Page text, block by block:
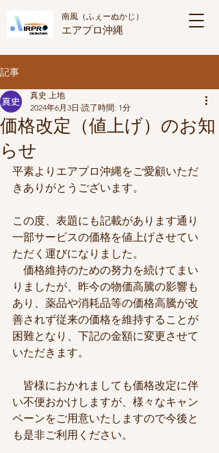
南風 ​（ふぇーぬかじ）
エアプロ沖縄
記事
価格改定（値上げ）のお知
らせ
真史 上地
2024年6月3日 読了時間: 1分
平素よりエアプロ沖縄をご愛顧いただ
きありがとうございます。
この度、表題にも記載があります通り
一部サービスの価格を値上げさせてい
ただく運びになりました。
価格維持のための努力を続けてまい
りましたが、昨今の物価高騰の影響も
あり、薬品や消耗品等の価格高騰が改
善されず従来の価格を維持することが
困難となり、下記の金額に変更させて
いただきます。
皆様におかれましても価格改定に伴
い不便おかけしますが、様々なキャン
ペーンをご用意いたしますので今後と
も是非ご利用ください。